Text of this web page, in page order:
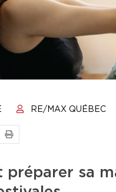
RE/MAX QUÉBEC
préparer sa